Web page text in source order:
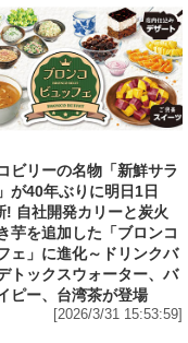
ビリーの名物「新鮮サラ
が40年ぶりに明日1日
! 自社開発カリーと炭火
芋を追加した「ブロンコ
ェ」に進化～ドリンクバ
トックスウォーター、バ
ピー、台湾茶が登場
[2026/3/31 15:53:59]